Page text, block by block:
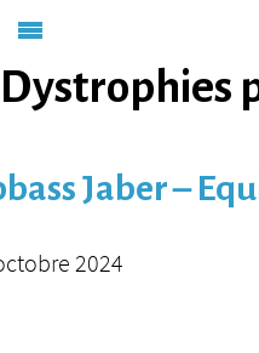
Catégorie
Dystrophies
Jaber –
2024